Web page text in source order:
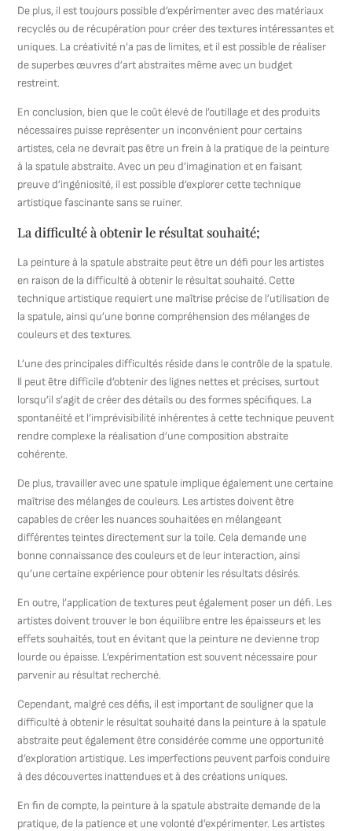
De plus, il est toujours possible d’expérimenter avec des matériaux
recyclés ou de récupération pour créer des textures intéressantes et
uniques. La créativité n’a pas de limites, et il est possible de réaliser
de superbes œuvres d’art abstraites même avec un budget
restreint.
En conclusion, bien que le coût élevé de l’outillage et des produits
nécessaires puisse représenter un inconvénient pour certains
artistes, cela ne devrait pas être un frein à la pratique de la peinture
à la spatule abstraite. Avec un peu d’imagination et en faisant
preuve d’ingéniosité, il est possible d’explorer cette technique
artistique fascinante sans se ruiner.
La difficulté à obtenir le résultat souhaité;
La peinture à la spatule abstraite peut être un défi pour les artistes
en raison de la difficulté à obtenir le résultat souhaité. Cette
technique artistique requiert une maîtrise précise de l’utilisation de
la spatule, ainsi qu’une bonne compréhension des mélanges de
couleurs et des textures.
L’une des principales difficultés réside dans le contrôle de la spatule.
Il peut être difficile d’obtenir des lignes nettes et précises, surtout
lorsqu’il s’agit de créer des détails ou des formes spécifiques. La
spontanéité et l’imprévisibilité inhérentes à cette technique peuvent
rendre complexe la réalisation d’une composition abstraite
cohérente.
De plus, travailler avec une spatule implique également une certaine
maîtrise des mélanges de couleurs. Les artistes doivent être
capables de créer les nuances souhaitées en mélangeant
différentes teintes directement sur la toile. Cela demande une
bonne connaissance des couleurs et de leur interaction, ainsi
qu’une certaine expérience pour obtenir les résultats désirés.
En outre, l’application de textures peut également poser un défi. Les
artistes doivent trouver le bon équilibre entre les épaisseurs et les
effets souhaités, tout en évitant que la peinture ne devienne trop
lourde ou épaisse. L’expérimentation est souvent nécessaire pour
parvenir au résultat recherché.
Cependant, malgré ces défis, il est important de souligner que la
difficulté à obtenir le résultat souhaité dans la peinture à la spatule
abstraite peut également être considérée comme une opportunité
d’exploration artistique. Les imperfections peuvent parfois conduire
à des découvertes inattendues et à des créations uniques.
En fin de compte, la peinture à la spatule abstraite demande de la
pratique, de la patience et une volonté d’expérimenter. Les artistes